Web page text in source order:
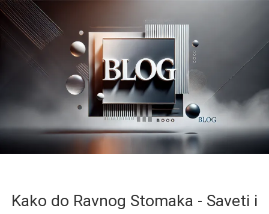
Kako do Ravnog Stomaka - Saveti i